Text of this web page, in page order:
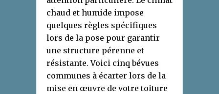
chaud et humide impose
quelques règles spécifiques
lors de la pose pour garantir
une structure pérenne et
résistante. Voici cinq bévues
communes à écarter lors de la
mise en œuvre de votre toiture